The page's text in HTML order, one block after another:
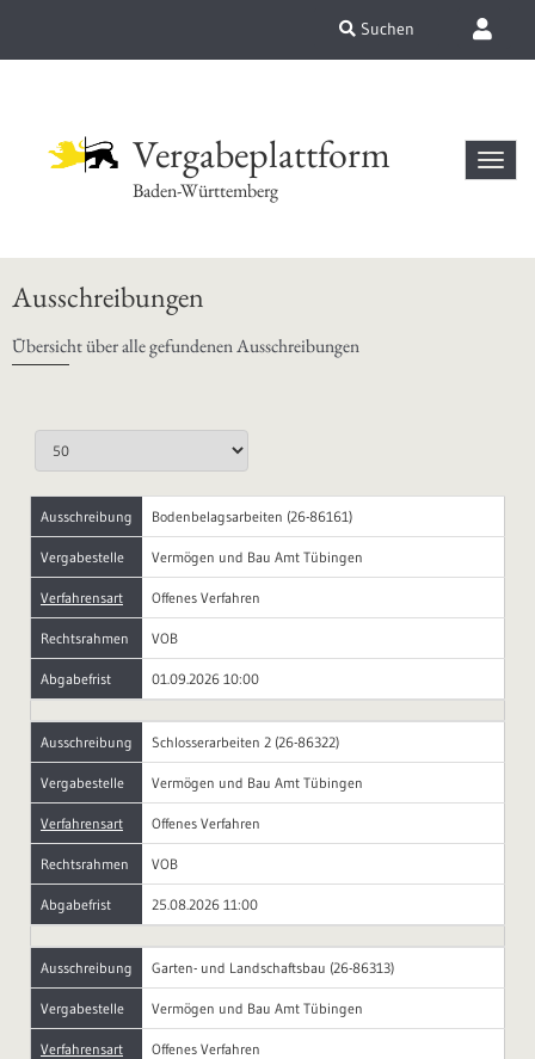
Suchen
Vergabeplattform
Baden-Württemberg
Ausschreibungen
Übersicht über alle gefundenen Ausschreibungen
Ausschreibung Bodenbelagsarbeiten (26-86161)
Vergabestelle Vermögen und Bau Amt Tübingen
Verfahrensart Offenes Verfahren
Rechtsrahmen VOB
Abgabefrist 01.09.2026 10:00
Ausschreibung Schlosserarbeiten 2 (26-86322)
Vergabestelle Vermögen und Bau Amt Tübingen
Verfahrensart Offenes Verfahren
Rechtsrahmen VOB
Abgabefrist 25.08.2026 11:00
Ausschreibung Garten- und Landschaftsbau (26-86313)
Vergabestelle Vermögen und Bau Amt Tübingen
Verfahrensart Offenes Verfahren